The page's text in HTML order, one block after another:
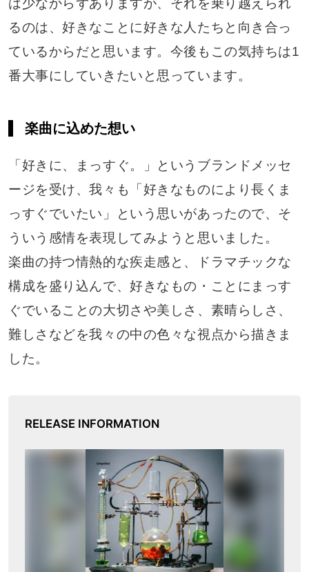
るのは、好きなことに好きな人たちと向き合っ
ているからだと思います。今後もこの気持ちは1
番大事にしていきたいと思っています。
楽曲に込めた想い
「好きに、まっすぐ。」というブランドメッセ
ージを受け、我々も「好きなものにより長くま
っすぐでいたい」という思いがあったので、そ
ういう感情を表現してみようと思いました。
楽曲の持つ情熱的な疾走感と、ドラマチックな
構成を盛り込んで、好きなもの・ことにまっす
ぐでいることの大切さや美しさ、素晴らしさ、
難しさなどを我々の中の色々な視点から描きま
した。
RELEASE INFORMATION